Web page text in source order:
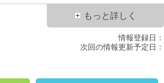
もっと詳しく
情報登録日：
次回の情報更新予定日：